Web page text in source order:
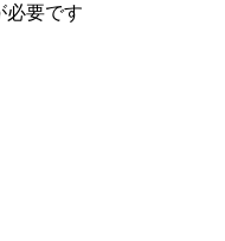
必要です